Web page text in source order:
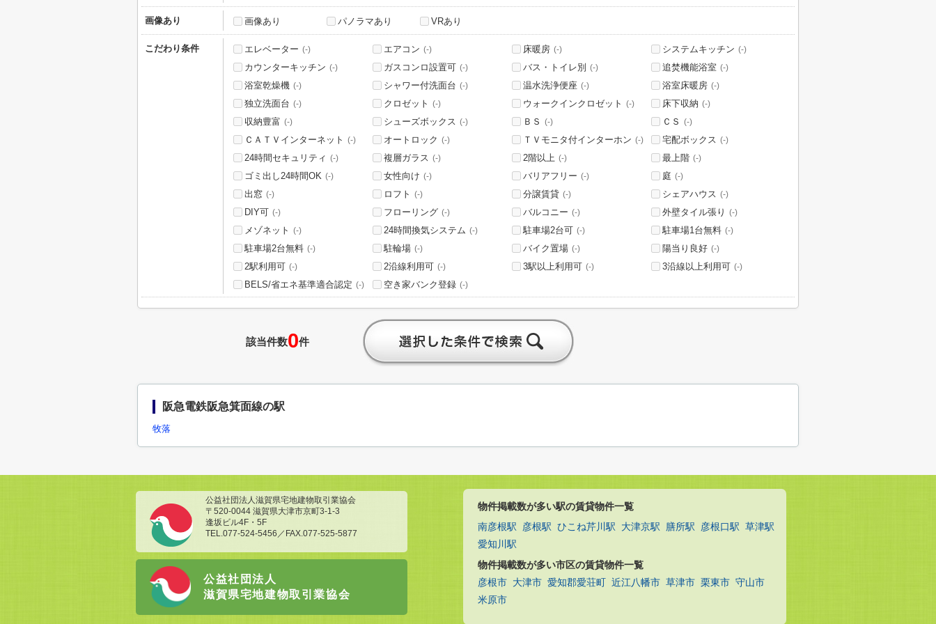
画像あり 画像あり パノラマあり VRあり
こだわり条件 エレベーター (-) エアコン (-) 床暖房 (-) システムキッチン (-)
カウンターキッチン (-) ガスコンロ設置可 (-) バス・トイレ別 (-) 追焚機能浴室 (-)
浴室乾燥機 (-) シャワー付洗面台 (-) 温水洗浄便座 (-) 浴室床暖房 (-)
独立洗面台 (-) クロゼット (-) ウォークインクロゼット (-) 床下収納 (-)
収納豊富 (-) シューズボックス (-) ＢＳ (-) ＣＳ (-)
ＣＡＴＶインターネット (-) オートロック (-) ＴＶモニタ付インターホン (-) 宅配ボックス (-)
24時間セキュリティ (-) 複層ガラス (-) 2階以上 (-) 最上階 (-)
ゴミ出し24時間OK (-) 女性向け (-) バリアフリー (-) 庭 (-)
出窓 (-) ロフト (-) 分譲賃貸 (-) シェアハウス (-)
DIY可 (-) フローリング (-) バルコニー (-) 外壁タイル張り (-)
メゾネット (-) 24時間換気システム (-) 駐車場2台可 (-) 駐車場1台無料 (-)
駐車場2台無料 (-) 駐輪場 (-) バイク置場 (-) 陽当り良好 (-)
2駅利用可 (-) 2沿線利用可 (-) 3駅以上利用可 (-) 3沿線以上利用可 (-)
BELS/省エネ基準適合認定 (-) 空き家バンク登録 (-)
該当件数0件
阪急電鉄阪急箕面線の駅
牧落
公益社団法人滋賀県宅地建物取引業協会
〒520-0044 滋賀県大津市京町3-1-3
逢坂ビル4F・5F
TEL.077-524-5456／FAX.077-525-5877
公益社団法人
滋賀県宅地建物取引業協会
物件掲載数が多い駅の賃貸物件一覧
南彦根駅 彦根駅 ひこね芹川駅 大津京駅 膳所駅 彦根口駅 草津駅
愛知川駅
物件掲載数が多い市区の賃貸物件一覧
彦根市 大津市 愛知郡愛荘町 近江八幡市 草津市 栗東市 守山市
米原市